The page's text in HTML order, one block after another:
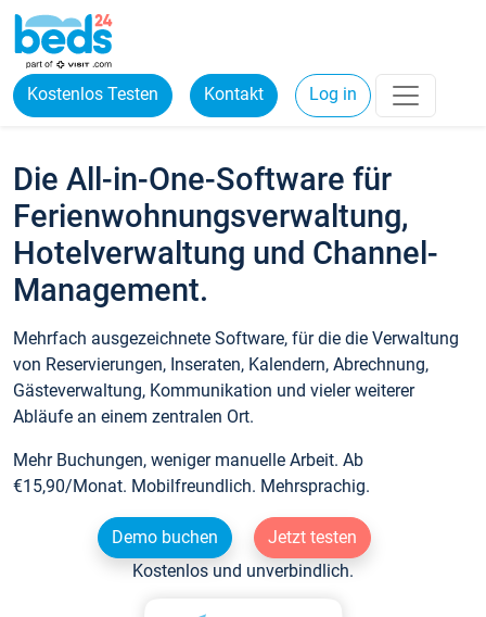
Kostenlos Testen Kontakt Log in
Die All-in-One-Software für
Ferienwohnungsverwaltung,
Hotelverwaltung und Channel-
Management.
Mehrfach ausgezeichnete Software, für die die Verwaltung
von Reservierungen, Inseraten, Kalendern, Abrechnung,
Gästeverwaltung, Kommunikation und vieler weiterer
Abläufe an einem zentralen Ort.
Mehr Buchungen, weniger manuelle Arbeit. Ab
€15,90/Monat. Mobilfreundlich. Mehrsprachig.
Demo buchen
Jetzt testen
Kostenlos und unverbindlich.